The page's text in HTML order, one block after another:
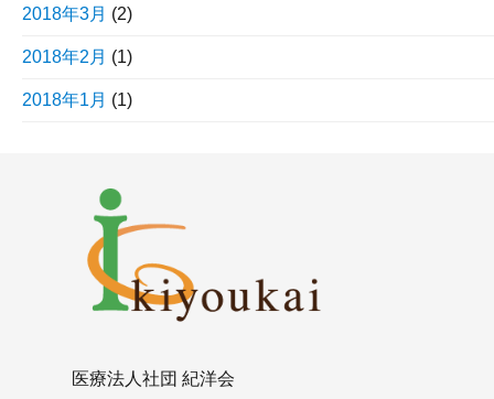
2018年3月 (2)
2018年2月 (1)
2018年1月 (1)
医療法人社団 紀洋会